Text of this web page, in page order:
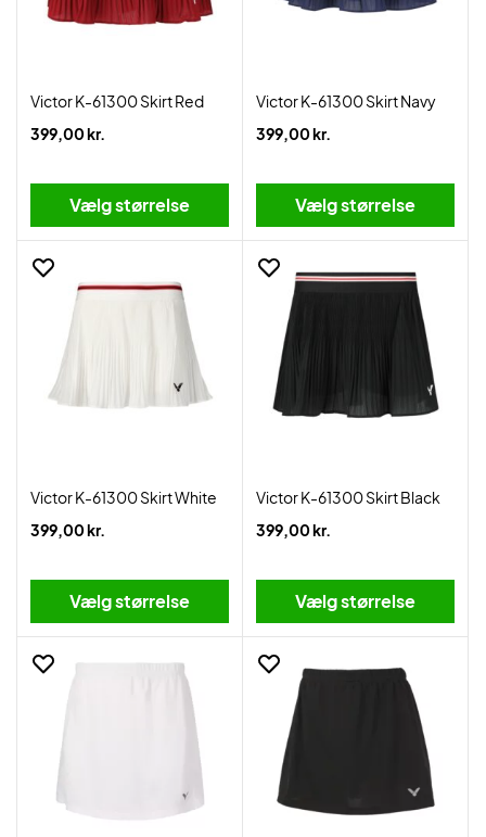
Victor K-61300 Skirt Red
399,00 kr.
Vælg størrelse
Victor K-61300 Skirt Navy
399,00 kr.
Vælg størrelse
Victor K-61300 Skirt White
399,00 kr.
Vælg størrelse
Victor K-61300 Skirt Black
399,00 kr.
Vælg størrelse